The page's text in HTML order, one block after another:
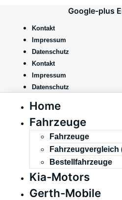
springen
Google-plus
Kontakt
Impressum
Datenschutz
Kontakt
Impressum
Datenschutz
Home
Fahrzeuge
Fahrzeuge
Fahrzeugvergleich
Bestellfahrzeuge
Kia-Motors
Gerth-Mobile